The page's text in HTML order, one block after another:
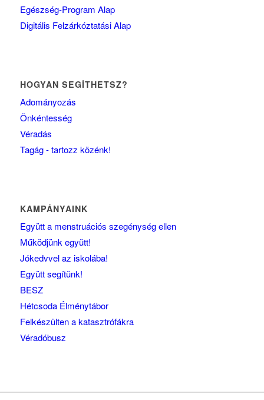
Egészség-Program Alap
Digitális Felzárkóztatási Alap
HOGYAN SEGÍTHETSZ?
Adományozás
Önkéntesség
Véradás
Tagág - tartozz közénk!
KAMPÁNYAINK
Együtt a menstruációs szegénység ellen
Működjünk együtt!
Jókedvvel az iskolába!
Együtt segítünk!
BESZ
Hétcsoda Élménytábor
Felkészülten a katasztrófákra
Véradóbusz